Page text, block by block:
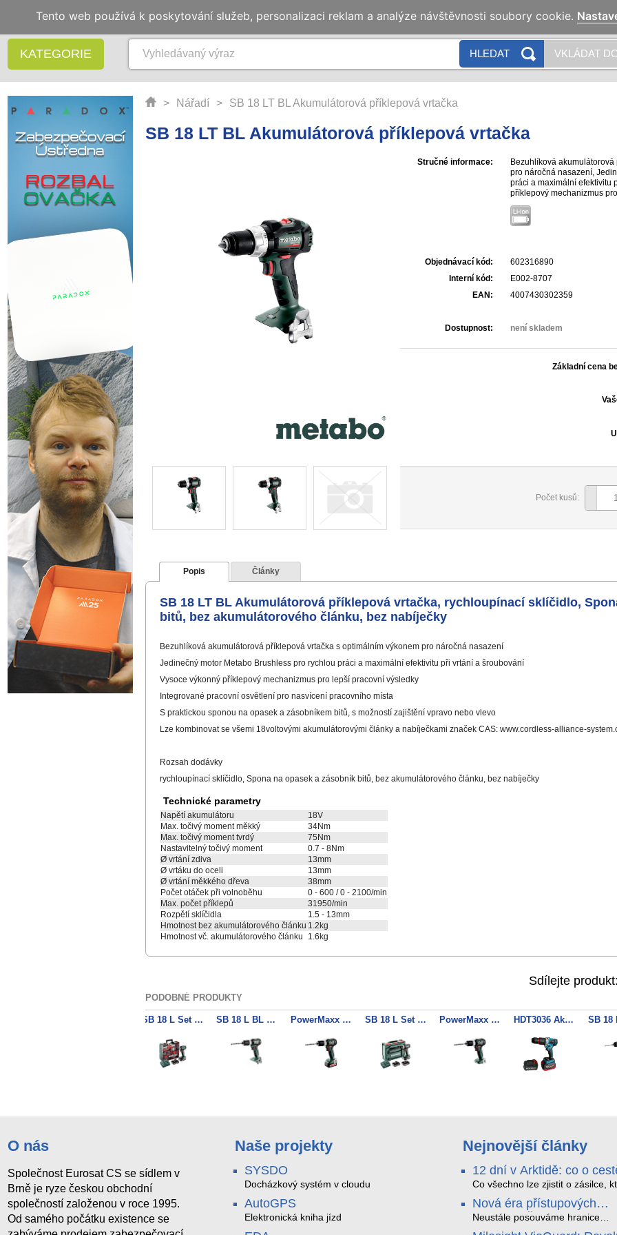
KATEGORIE HLEDAT VKLÁDAT
> Nářadí > SB 18 LT BL Akumulátorová příklepová vrtačka
SB 18 LT BL Akumulátorová příklepová vrtačka
Stručné informace:
Bezuhlíková
pro náročná nasazení,
práci a maximální efektivitu
příklepový mechanizmus
pracovní osvětlení pro
na opasek a zásobníkem
Lze kombinovat se všemi
Objednávací kód:
602316890
Interní kód:
E002-8707
EAN:
4007430302359
Dostupnost: není skladem
Základní cena
Počet kusů:
Popis Články
SB 18 LT BL Akumulátorová příklepová vrtačka, rychloupínací sklíčidlo,
bitů, bez akumulátorového článku, bez nabíječky
Bezuhlíková akumulátorová příklepová vrtačka s optimálním výkonem pro náročná nasazení
Jedinečný motor Metabo Brushless pro rychlou práci a maximální efektivitu při vrtání a šroubování
Vysoce výkonný příklepový mechanizmus pro lepší pracovní výsledky
Integrované pracovní osvětlení pro nasvícení pracovního místa
S praktickou sponou na opasek a zásobníkem bitů, s možností zajištění vpravo nebo vlevo
Lze kombinovat se všemi 18voltovými akumulátorovými články a nabíječkami značek CAS: www.cordless-alliance-
Rozsah dodávky
rychloupínací sklíčidlo, Spona na opasek a zásobník bitů, bez akumulátorového článku, bez nabíječky
Technické parametry
Napětí akumulátoru
18V
Max. točivý moment měkký
34Nm
Max. točivý moment tvrdý
75Nm
Nastavitelný točivý moment
0.7 - 8Nm
Ø vrtání zdiva
13mm
Ø vrtáku do oceli
13mm
Ø vrtání měkkého dřeva
38mm
Počet otáček při volnoběhu
0 - 600 / 0 - 2100/min
Max. počet příklepů
31950/min
Rozpětí sklíčidla
1.5 - 13mm
Hmotnost bez akumulátorového článku 1.2kg
Hmotnost vč. akumulátorového článku
1.6kg
Sdílejte
PODOBNÉ PRODUKTY
SB 18 L Set Akumulátorová příklepová vrtačka 2x 18V/2Ah + nabíječka SB 18 L BL Akumulátorová příklepová vrtačka PowerMaxx SB 12 BL Akumulátorová příklepová vrtačka 2x 12V/2Ah + nabíječka SB 18 L Set Akumulátorová příklepová vrtačka 3x 18V/2Ah + nabíječka PowerMaxx SB 12 BL Akumulátorová příklepová vrtačka HDT3036 Aku vrtačka, BL motor, 2x 3Ah 18V akku, nabíječka, kufr
O nás
Společnost Eurosat CS se sídlem v
Brně je ryze českou obchodní
společností založenou v roce 1995.
Od samého počátku existence se
Naše projekty
SYSDO
Docházkový systém v cloudu
AutoGPS
Elektronická kniha jízd
Nejnovější články
12 dní v Arktidě: co o
na Nordkapp řekla data ze
SMARTBOX 2 MAX
Co všechno lze zjistit o zásilce,
SMARTBOX 2 MAX jsme vzali na
trasu z Tromsø přes Lofoty,
Nová éra přístupových
systémů: Čtečky HID
Neustále posouváme hranice
Tento web používá k poskytování služeb, personalizaci reklam a analýze návštěvnosti soubory cookie.